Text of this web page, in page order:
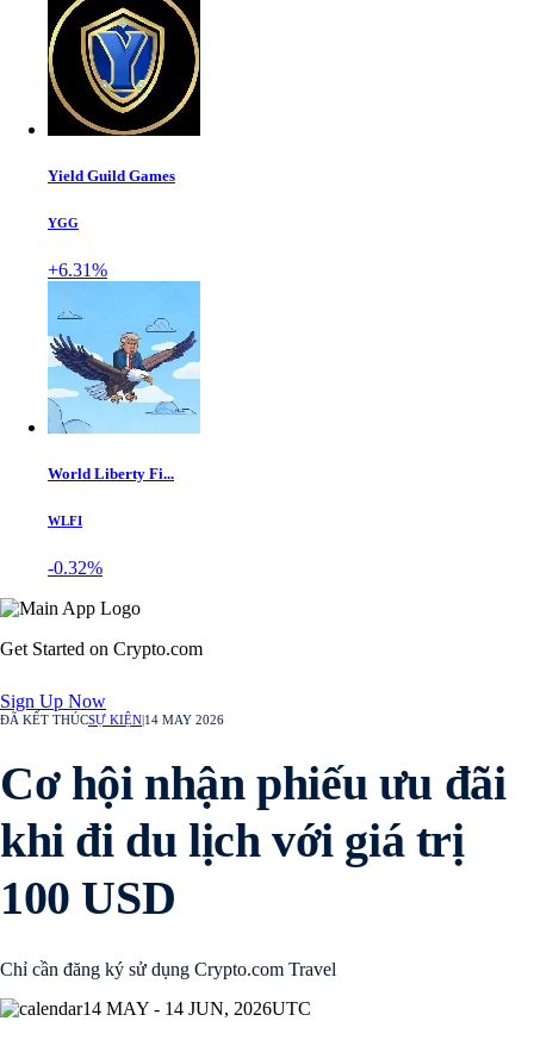
Yield Guild Games
YGG
+6.31%
World Liberty Fi...
WLFI
-0.32%
Get Started on Crypto.com
Sign Up Now
ĐÃ KẾT THÚCSỰ KIỆN 14 MAY 2026
Cơ hội nhận phiếu ưu đãi
khi đi du lịch với giá trị
100 USD
Chỉ cần đăng ký sử dụng Crypto.com Travel
14 MAY - 14 JUN, 2026UTC